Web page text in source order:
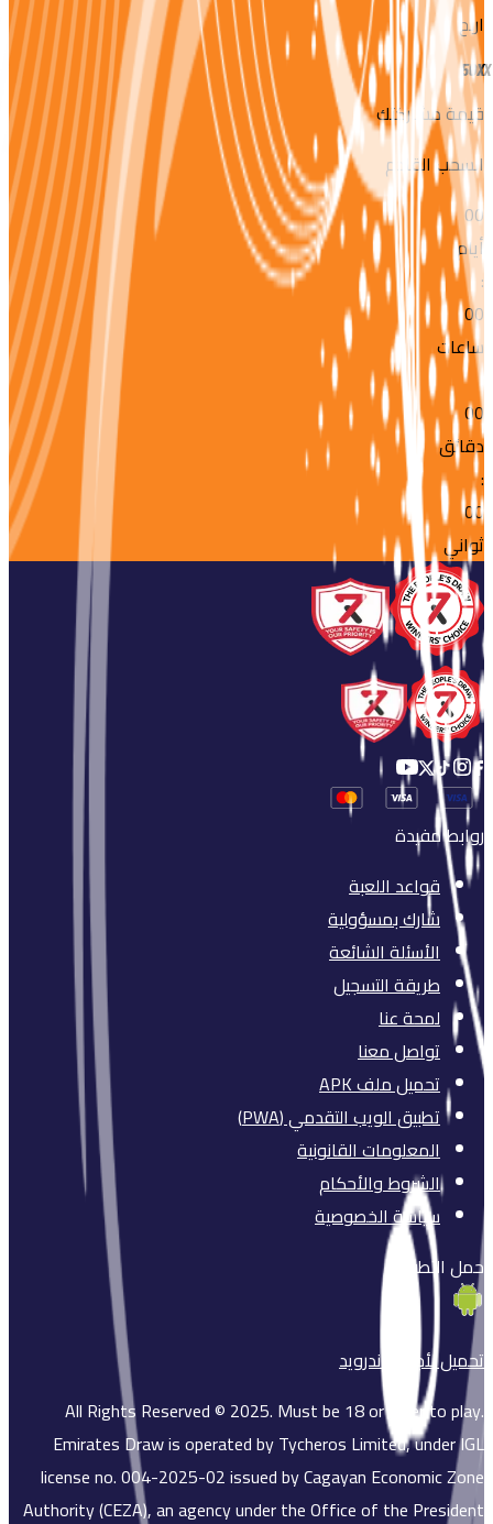
اربح
50X
قيمة مشاركتك
السحب القادم
00
أيام
:
00
ساعات
:
00
دقائق
:
00
ثواني
روابط مفيدة
قواعد اللعبة
شارك بمسؤولية
الأسئلة الشائعة
طريقة التسجيل
لمحة عنا
تواصل معنا
تحميل ملف APK
تطبيق الويب التقدمي (PWA)
المعلومات القانونية
الشروط والأحكام
سياسة الخصوصية
حمل التطبيق
تحميل لأجهزة
أندرويد
All Rights Reserved © 2025. Must be 18 or older to play.
Emirates Draw is operated by Tycheros Limited, under IGL
license no. 004-2025-02 issued by Cagayan Economic Zone
Authority (CEZA), an agency under the Office of the President